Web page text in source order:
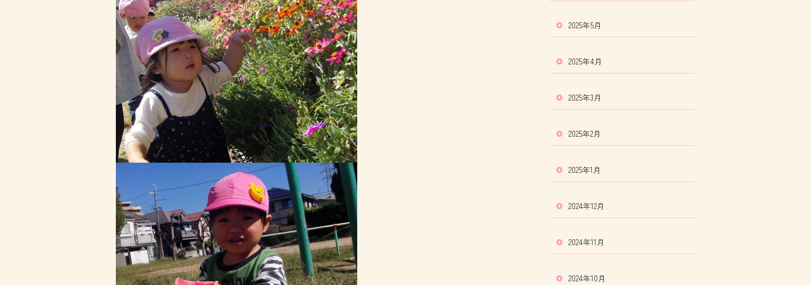
2025年5月
2025年4月
2025年3月
2025年2月
2025年1月
2024年12月
2024年11月
2024年10月